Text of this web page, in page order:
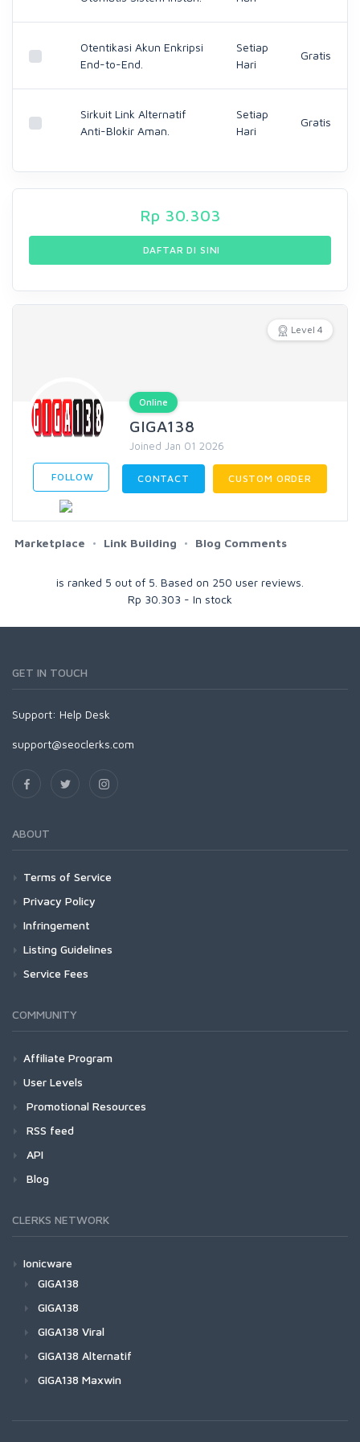
Otentikasi Akun Enkripsi
End-to-End.
Setiap
Hari
Gratis
Sirkuit Link Alternatif
Anti-Blokir Aman.
Setiap
Hari
Gratis
Rp 30.303
DAFTAR DI SINI
Level 4
Online
GIGA138
Joined Jan 01 2026
FOLLOW CONTACT CUSTOM ORDER
Marketplace Link Building Blog Comments
is ranked 5 out of 5 . Based on 250 user reviews.
Rp 30.303 - In stock
GET IN TOUCH
Support: Help Desk
support@seoclerks.com
ABOUT
Terms of Service
Privacy Policy
Infringement
Listing Guidelines
Service Fees
COMMUNITY
Affiliate Program
User Levels
Promotional Resources
RSS feed
API
Blog
CLERKS NETWORK
Ionicware
GIGA138
GIGA138
GIGA138 Viral
GIGA138 Alternatif
GIGA138 Maxwin